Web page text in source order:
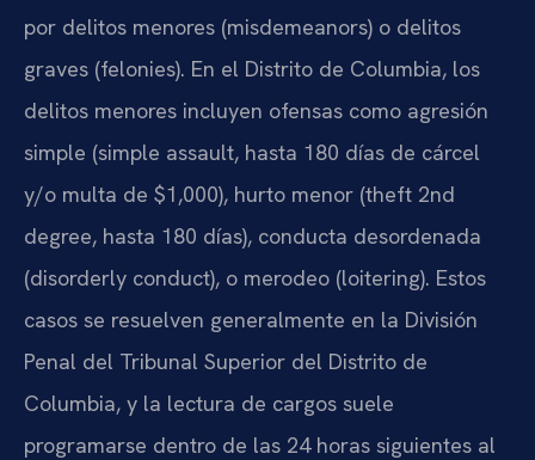
por delitos menores (misdemeanors) o delitos
graves (felonies). En el Distrito de Columbia, los
delitos menores incluyen ofensas como agresión
simple (simple assault, hasta 180 días de cárcel
y/o multa de $1,000), hurto menor (theft 2nd
degree, hasta 180 días), conducta desordenada
(disorderly conduct), o merodeo (loitering). Estos
casos se resuelven generalmente en la División
Penal del Tribunal Superior del Distrito de
Columbia, y la lectura de cargos suele
programarse dentro de las 24 horas siguientes al